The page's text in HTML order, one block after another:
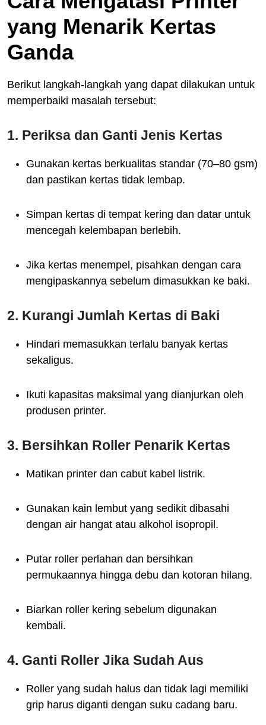
yang Menarik Kertas
Ganda
Berikut langkah-langkah yang dapat dilakukan untuk
memperbaiki masalah tersebut:
1. Periksa dan Ganti Jenis Kertas
Gunakan kertas berkualitas standar (70–80 gsm)
dan pastikan kertas tidak lembap.
Simpan kertas di tempat kering dan datar untuk
mencegah kelembapan berlebih.
Jika kertas menempel, pisahkan dengan cara
mengipaskannya sebelum dimasukkan ke baki.
2. Kurangi Jumlah Kertas di Baki
Hindari memasukkan terlalu banyak kertas
sekaligus.
Ikuti kapasitas maksimal yang dianjurkan oleh
produsen printer.
3. Bersihkan Roller Penarik Kertas
Matikan printer dan cabut kabel listrik.
Gunakan kain lembut yang sedikit dibasahi
dengan air hangat atau alkohol isopropil.
Putar roller perlahan dan bersihkan
permukaannya hingga debu dan kotoran hilang.
Biarkan roller kering sebelum digunakan
kembali.
4. Ganti Roller Jika Sudah Aus
Roller yang sudah halus dan tidak lagi memiliki
grip harus diganti dengan suku cadang baru.